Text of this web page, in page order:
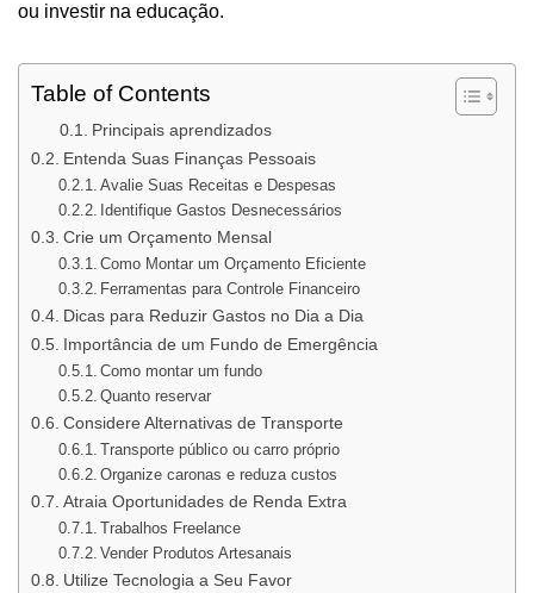
ou investir na educação.
Table of Contents
Principais aprendizados
Entenda Suas Finanças Pessoais
Avalie Suas Receitas e Despesas
Identifique Gastos Desnecessários
Crie um Orçamento Mensal
Como Montar um Orçamento Eficiente
Ferramentas para Controle Financeiro
Dicas para Reduzir Gastos no Dia a Dia
Importância de um Fundo de Emergência
Como montar um fundo
Quanto reservar
Considere Alternativas de Transporte
Transporte público ou carro próprio
Organize caronas e reduza custos
Atraia Oportunidades de Renda Extra
Trabalhos Freelance
Vender Produtos Artesanais
Utilize Tecnologia a Seu Favor